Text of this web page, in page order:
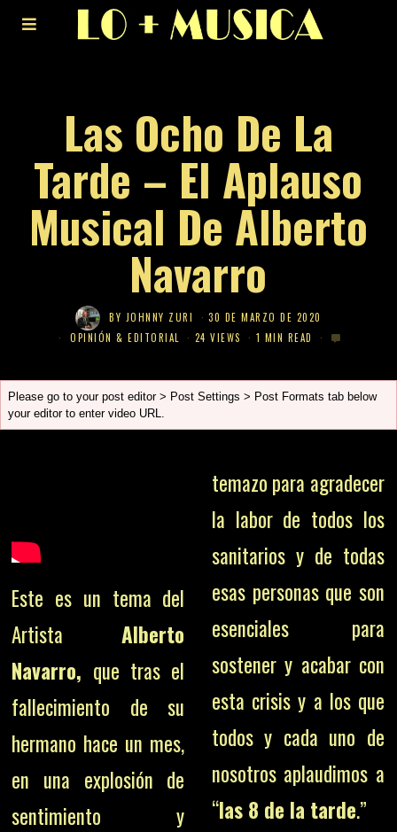
Las Ocho De La
Tarde – El Aplauso
Musical De Alberto
Navarro
BY JOHNNY ZURI
30 DE MARZO DE 2020
OPINIÓN & EDITORIAL
24 VIEWS 1 MIN READ
Please go to your post editor > Post Settings > Post Formats tab below
your editor to enter video URL.
Este es un tema del
ArtistaAlberto
Navarro, que tras el
fallecimiento de su
hermano hace un mes,
en una explosión de
sentimiento y
temazo para agradecer
la labor de todos los
sanitarios y de todas
esas personas que son
esenciales para
sostener y acabar con
esta crisis y a los que
todos y cada uno de
nosotros aplaudimos a
“las 8 de la tarde.”